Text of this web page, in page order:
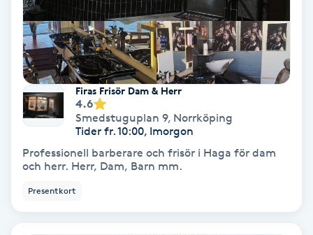
Kinesiologi
Kinesisk medicin
Kiropraktik
Firas Frisör Dam & Herr
4.6
Smedstuguplan 9, Norrköping
Tider fr. 10:00, Imorgon
Professionell barberare och frisör i Haga för dam
och herr. Herr, Dam, Barn mm.
Presentkort